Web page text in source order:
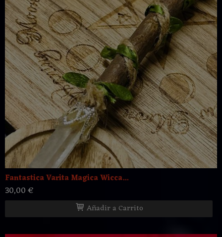
Fantastica Varita Magica Wicca...
30,00 €
Añadir a Carrito